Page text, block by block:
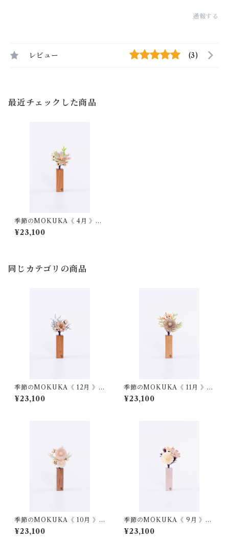
通報する
レビュー (3)
最近チェックした商品
季節のMOKUKA《 4月 》サ
クラ・クレマチス
¥23,100
同じカテゴリの商品
季節のMOKUKA《 12月 》ポ
インセチア・アリッサム
¥23,100
季節のMOKUKA《 11月 》キ
ク・ネリネ
¥23,100
季節のMOKUKA《 10月 》
ガーベラ・キンモクセイ
¥23,100
季節のMOKUKA《 9月 》ダ
リア・コスモス
¥23,100